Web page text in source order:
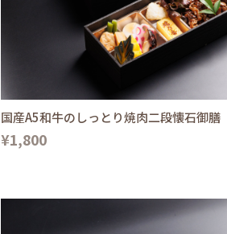
国産A5和牛のしっとり焼肉二段懐石御膳
¥1,800